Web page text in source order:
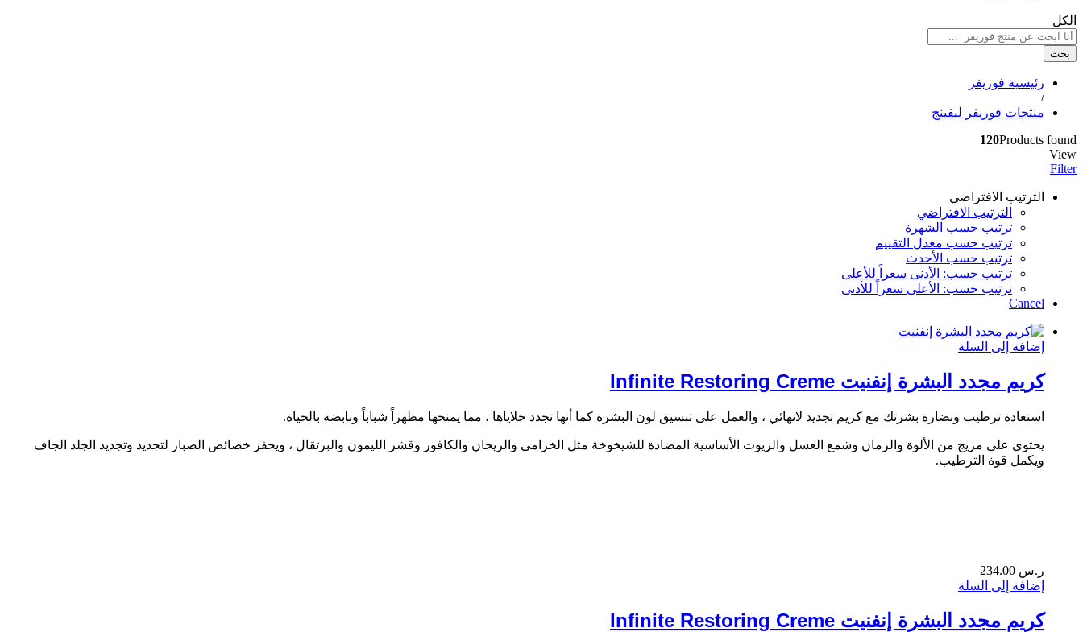
الكل
بحث
رئيسية فوريفر
/
منتجات فوريفر ليفينج
120Products found
View
Filter
الترتيب الافتراضي
الترتيب الافتراضي
ترتيب حسب الشهرة
ترتيب حسب معدل التقييم
ترتيب حسب الأحدث
ترتيب حسب: الأدنى سعراً للأعلى
ترتيب حسب: الأعلى سعراً للأدنى
Cancel
إضافة إلى السلة
كريم مجدد البشرة إنفنيت Infinite Restoring Creme
استعادة ترطيب ونضارة بشرتك مع كريم تجديد لانهائي ، والعمل على تنسيق لون البشرة كما أنها تجدد خلاياها ، مما يمنحها مظهراً شباباً ونابضة بالحياة.
يحتوي على مزيج من الألوة والرمان وشمع العسل والزيوت الأساسية المضادة للشيخوخة مثل الخزامى والريحان والكافور وقشر الليمون والبرتقال ، ويحفز خصائص الصبار لتجديد وتجديد الجلد الجاف
ويكمل قوة الترطيب.
ر.س
إضافة إلى السلة
كريم مجدد البشرة إنفنيت Infinite Restoring Creme